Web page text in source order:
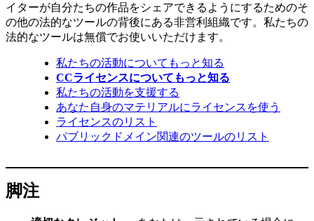
イターが自分たちの作品をシェアできるようにするためのそ
の他の法的なツールの背後にある非営利組織です。私たちの
法的なツールは無償でお使いいただけます。
私たちの活動についてもっと知る
CCライセンスについてもっと知る
私たちの活動を支援する
あなた自身のマテリアルにライセンスを使う
ライセンスのリスト
パブリックドメイン関連のツールのリスト
脚注